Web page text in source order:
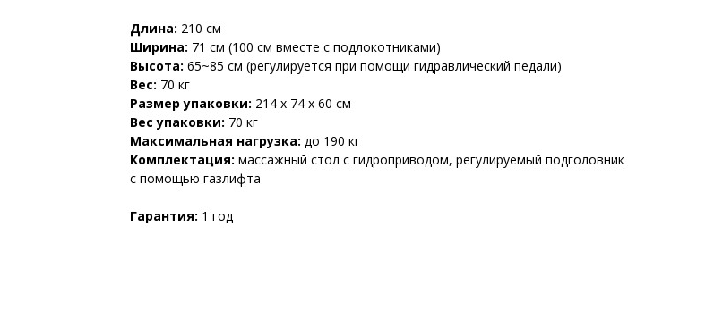
Длина: 210 см
Ширина: 71 см (100 см вместе с подлокотниками)
Высота: 65~85 см (регулируется при помощи гидравлический педали)
Вес: 70 кг
Размер упаковки: 214 х 74 х 60 см
Вес упаковки: 70 кг
Максимальная нагрузка: до 190 кг
Комплектация: массажный стол с гидроприводом, регулируемый подголовник
с помощью газлифта
Гарантия: 1 год